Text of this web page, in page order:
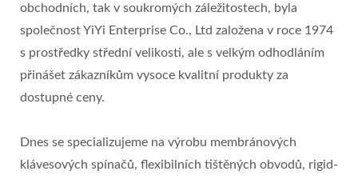
obchodních, tak v soukromých záležitostech, byla
společnost YiYi Enterprise Co., Ltd založena v roce 1974
s prostředky střední velikosti, ale s velkým odhodláním
přinášet zákazníkům vysoce kvalitní produkty za
dostupné ceny.
Dnes se specializujeme na výrobu membránových
klávesových spínačů, flexibilních tištěných obvodů, rigid-